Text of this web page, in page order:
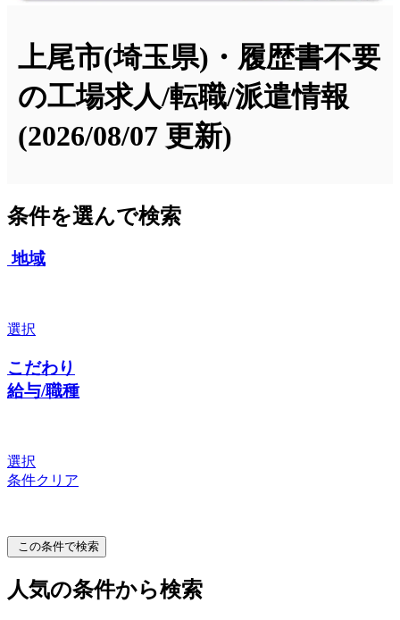
上尾市(埼玉県)・履歴書不要
の工場求人/転職/派遣情報
(2026/08/07 更新)
条件を選んで検索
地域
選択
こだわり
給与/職種
選択
条件クリア
この条件で検索
人気の条件から検索